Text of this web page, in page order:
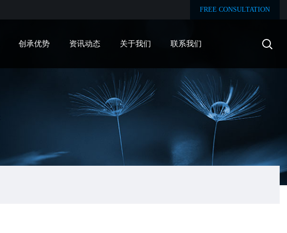
FREE CONSULTATION
创承优势 资讯动态 关于我们 联系我们